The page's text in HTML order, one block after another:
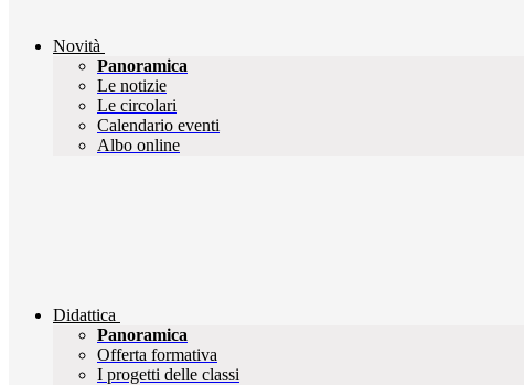
Novità
Panoramica
Le notizie
Le circolari
Calendario eventi
Albo online
Didattica
Panoramica
Offerta formativa
I progetti delle classi